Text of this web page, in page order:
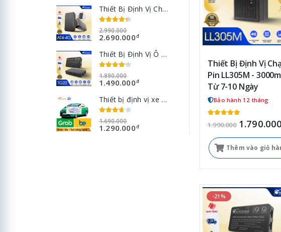
Thiết Bị Định Vị
Pin LL305M -
Từ 7-10 Ngày
Bảo hành 12 tháng
1.990.000 1.790.000
Thêm vào giỏ
-21%
Thiết Bị Định Vị Chạy Pin AT4-4G (LL301) - Pin Khủng 10.000mAh
2.990.000
2.690.000đ
Thiết Bị Định Vị Ô Tô TG22-4G - Giám Sát Hành Trình Hợp Chuẩn Bộ GTVT Chip 4G
1.890.000
1.490.000đ
Thiết bị định vị xe Grab - Bee - Goviet - Taxi công nghệ
1.690.000
1.290.000đ